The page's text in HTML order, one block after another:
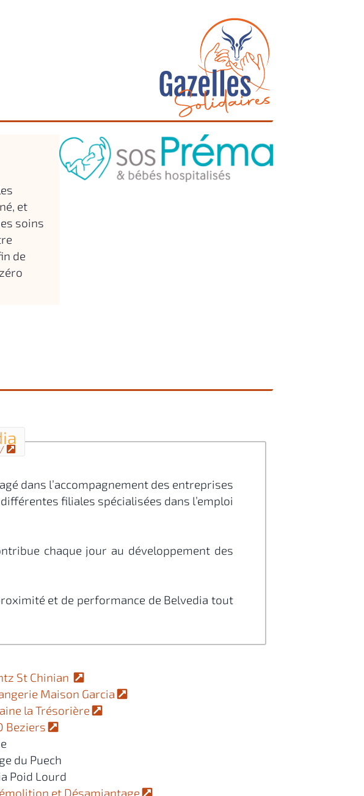
et
soins
de
dans l’accompagnement des entreprises
filiales spécialisées dans l’emploi
chaque jour au développement des
et de performance de Belvedia tout
St Chinian
Maison Garcia
la Trésorière
Beziers
du Puech
Poid Lourd
et Désamiantage